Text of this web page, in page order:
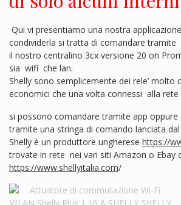
Qui vi presentiamo una nostra
condividerla si tratta di comandare tramite
il nostro centralino 3cx versione 20 on
sia wifi che lan.
Shelly sono semplicemente dei rele’ molto
economici che una volta connessi alla
si possono comandare tramite app oppure
tramite una stringa di comando lanciata dal
Shelly è un produttore ungherese https://
trovate in rete nei vari siti Amazon o Ebay
https://www.shellyitalia.com/